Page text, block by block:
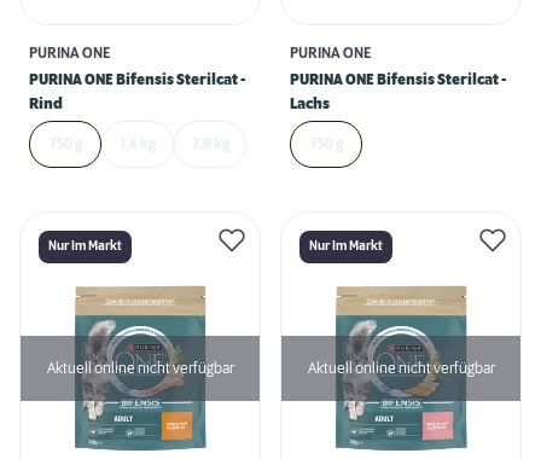
PURINA ONE
PURINA ONE Bifensis Sterilcat -
Rind
PURINA ONE
PURINA ONE Bifensis Sterilcat -
Lachs
Nur Im Markt
Aktuell online nicht verfügbar
Nur Im Markt
Aktuell online nicht verfügbar